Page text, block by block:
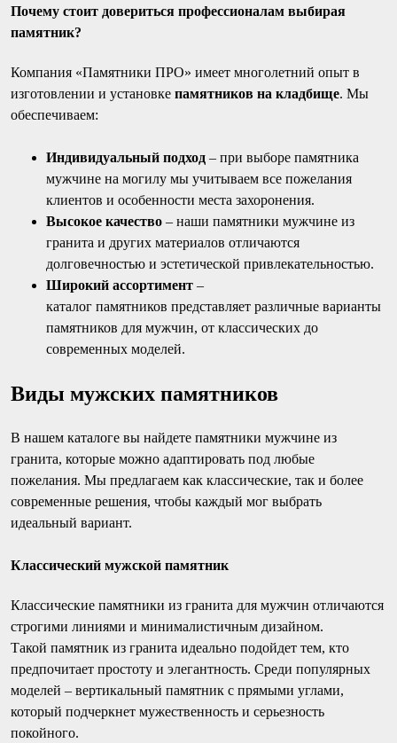
Почему стоит довериться профессионалам выбирая
памятник?
Компания «Памятники ПРО» имеет многолетний опыт в
изготовлении и установке памятников на кладбище. Мы
обеспечиваем:
Индивидуальный подход – при выборе памятника
мужчине на могилу мы учитываем все пожелания
клиентов и особенности места захоронения.
Высокое качество – наши памятники мужчине из
гранита и других материалов отличаются
долговечностью и эстетической привлекательностью.
Широкий ассортимент –
каталог памятников представляет различные варианты
памятников для мужчин, от классических до
современных моделей.
Виды мужских памятников
В нашем каталоге вы найдете памятники мужчине из
гранита, которые можно адаптировать под любые
пожелания. Мы предлагаем как классические, так и более
современные решения, чтобы каждый мог выбрать
идеальный вариант.
Классический мужской памятник
Классические памятники из гранита для мужчин отличаются
строгими линиями и минималистичным дизайном.
Такой памятник из гранита идеально подойдет тем, кто
предпочитает простоту и элегантность. Среди популярных
моделей – вертикальный памятник с прямыми углами,
который подчеркнет мужественность и серьезность
покойного.